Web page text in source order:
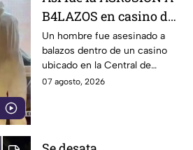
B4LAZOS en casino de
la Central de Abastos
que cobró la v1da de un
hombre, en León
Un hombre fue asesinado a
balazos dentro de un casino
ubicado en la Central de
Abastos de León. Sujetos
07 agosto, 2026